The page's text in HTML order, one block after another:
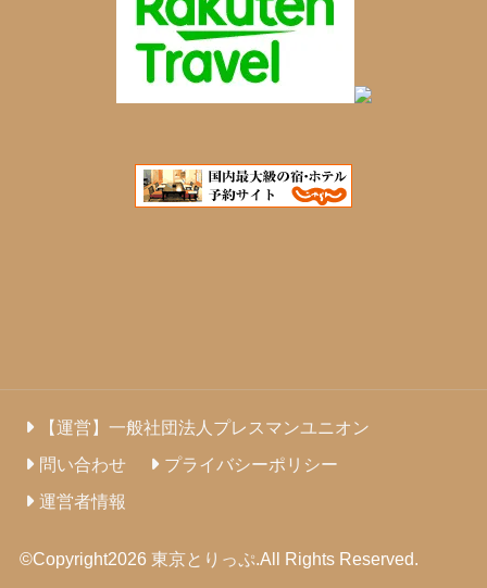
【運営】一般社団法人プレスマンユニオン
問い合わせ
プライバシーポリシー
運営者情報
©Copyright2026 東京とりっぷ.All Rights Reserved.